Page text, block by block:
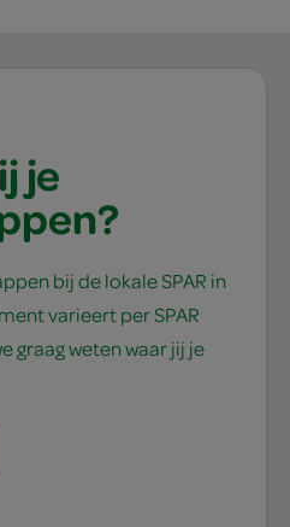
je
bij de lokale SPAR in
varieert per SPAR
graag weten waar jij je